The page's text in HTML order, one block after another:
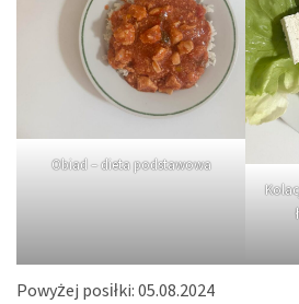
Obiad – dieta podstawowa
Powyżej posiłki: 05.08.2024